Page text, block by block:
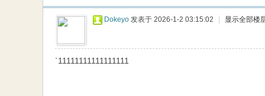
Dokeyo 发表于 2026-1-2 03:15:02 显示全部楼
`11111111111111111